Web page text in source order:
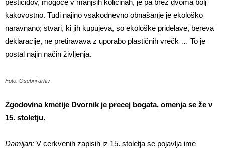
pesticidov, mogoče v manjših količinah, je pa brez dvoma bolj
kakovostno. Tudi najino vsakodnevno obnašanje je ekološko
naravnano; stvari, ki jih kupujeva, so ekološke pridelave, bereva
deklaracije, ne pretiravava z uporabo plastičnih vrečk … To je
postal najin način življenja.
Foto: Osebni arhiv
Zgodovina kmetije Dvornik je precej bogata, omenja se že v
15. stoletju.
Damijan: V cerkvenih zapisih iz 15. stoletja se pojavlja ime